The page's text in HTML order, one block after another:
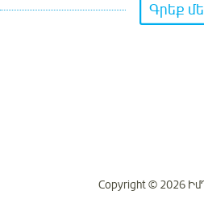
Գրեք
Copyright © 2026